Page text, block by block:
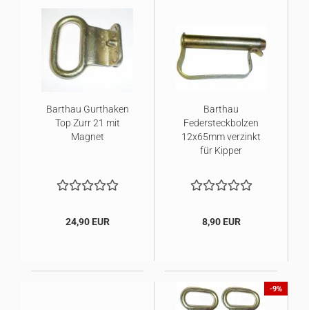
Barthau Gurthaken
Top Zurr 21 mit
Magnet
24,90 EUR
Barthau
Federsteckbolzen
12x65mm verzinkt
für Kipper
8,90 EUR
-9%